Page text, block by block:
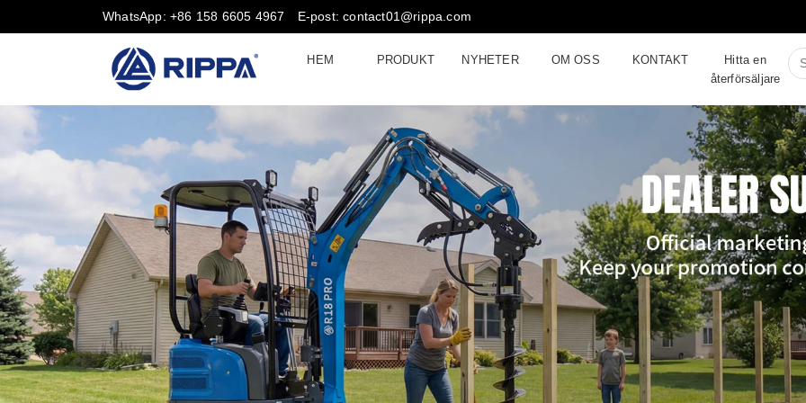
WhatsApp: +86 158 6605 4967 E-post: contact01@rippa.com
HEM PRODUKT NYHETER OM OSS KONTAKT
Hitta en
återförsäljare